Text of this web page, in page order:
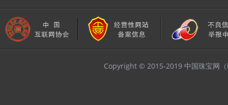
Copyright © 2015-2019 中国珠宝网